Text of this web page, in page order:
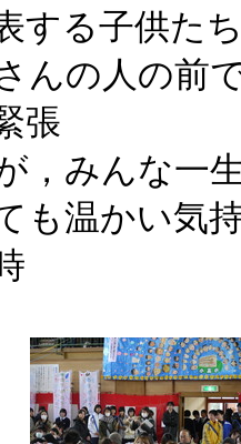
する子供た
んの人の前
張
，みんな一
も温かい気